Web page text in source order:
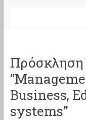
Πρόσκληση
Business,
systems”